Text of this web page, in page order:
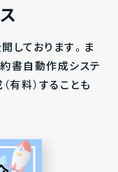
しております。ま
書自動作成システ
有料）することも